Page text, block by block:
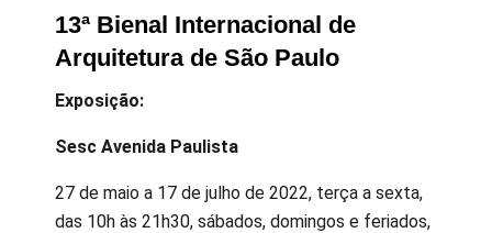
13ª Bienal Internacional de
Arquitetura de São Paulo
Exposição:
Sesc Avenida Paulista
27 de maio a 17 de julho de 2022, terça a sexta,
das 10h às 21h30, sábados, domingos e feriados,